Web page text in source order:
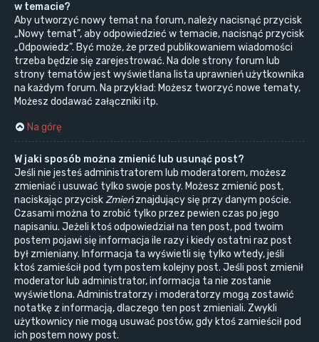
w temacie?
Aby utworzyć nowy temat na forum, należy nacisnąć przycisk
„Nowy temat”, aby odpowiedzieć w temacie, nacisnąć przycisk
„Odpowiedz”. Być może, że przed publikowaniem wiadomości
trzeba będzie się zarejestrować. Na dole strony forum lub
strony tematów jest wyświetlana lista uprawnień użytkownika
na każdym forum. Na przykład: Możesz tworzyć nowe tematy,
Możesz dodawać załączniki itp.
Na górę
W jaki sposób można zmienić lub usunąć post?
Jeśli nie jesteś administratorem lub moderatorem, możesz
zmieniać i usuwać tylko swoje posty. Możesz zmienić post,
naciskając przyciskZmieńznajdujący się przy danym poście.
Czasami można to zrobić tylko przez pewien czas po jego
napisaniu. Jeżeli ktoś odpowiedział na ten post, pod twoim
postem pojawi się informacja ile razy i kiedy ostatni raz post
był zmieniany. Informacja ta wyświetli się tylko wtedy, jeśli
ktoś zamieścił pod tym postem kolejny post. Jeśli post zmienił
moderator lub administrator, informacja ta nie zostanie
wyświetlona. Administratorzy i moderatorzy mogą zostawić
notatkę z informacją, dlaczego ten post zmieniali. Zwykli
użytkownicy nie mogą usuwać postów, gdy ktoś zamieścił pod
ich postem nowy post.